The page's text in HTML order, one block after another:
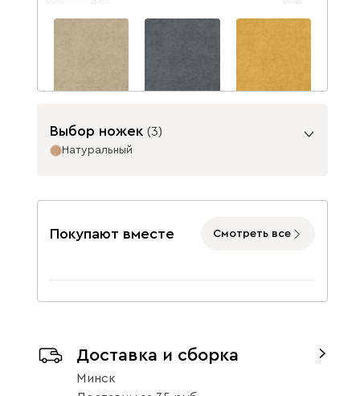
бежевый
Выбор ножек (3)
Натуральный
26
Покупают вместе Смотреть все
Доставка и сборка
Минск